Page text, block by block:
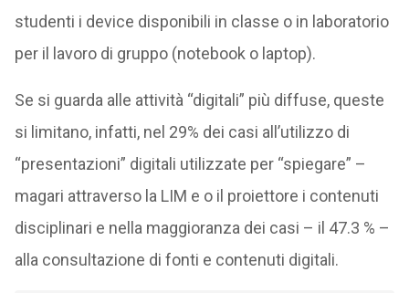
studenti i device disponibili in classe o in laboratorio
per il lavoro di gruppo (notebook o laptop).
Se si guarda alle attività “digitali” più diffuse, queste
si limitano, infatti, nel 29% dei casi all’utilizzo di
“presentazioni” digitali utilizzate per “spiegare” –
magari attraverso la LIM e o il proiettore i contenuti
disciplinari e nella maggioranza dei casi – il 47.3 % –
alla consultazione di fonti e contenuti digitali.